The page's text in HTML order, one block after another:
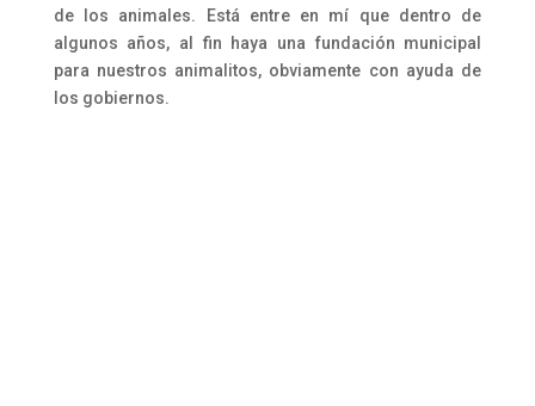
de los animales. Está entre en mí que dentro de
algunos años, al fin haya una fundación municipal
para nuestros animalitos, obviamente con ayuda de
los gobiernos.